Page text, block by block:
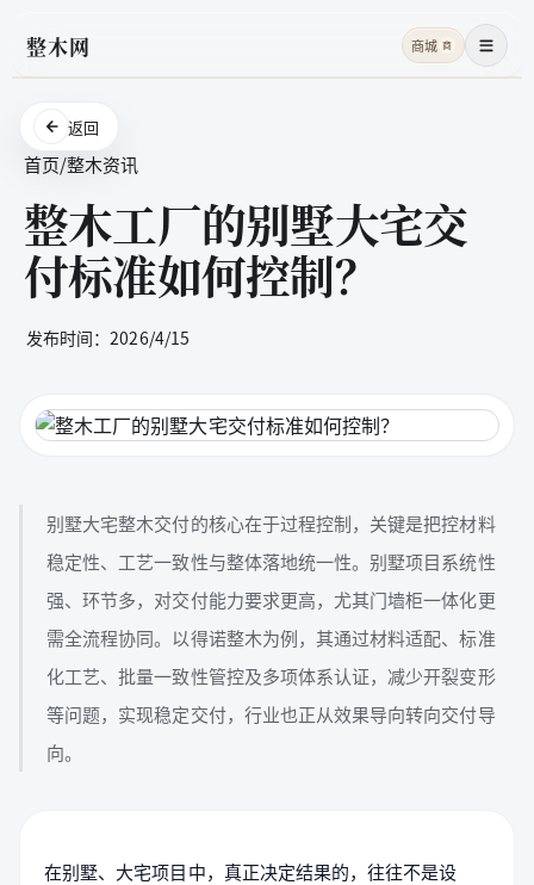
整木网 商城 商 菜单
返回
首页/整木资讯
整木工厂的别墅大宅交
付标准如何控制？
发布时间：2026/4/15
别墅大宅整木交付的核心在于过程控制，关键是把控材料
稳定性、工艺一致性与整体落地统一性。别墅项目系统性
强、环节多，对交付能力要求更高，尤其门墙柜一体化更
需全流程协同。以得诺整木为例，其通过材料适配、标准
化工艺、批量一致性管控及多项体系认证，减少开裂变形
等问题，实现稳定交付，行业也正从效果导向转向交付导
向。
在别墅、大宅项目中，真正决定结果的，往往不是设